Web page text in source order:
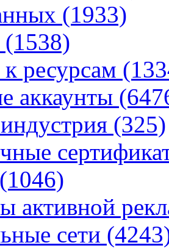
(1933)
(1538)
ресурсам
аккаунты
(325)
(1046)
активной
сети